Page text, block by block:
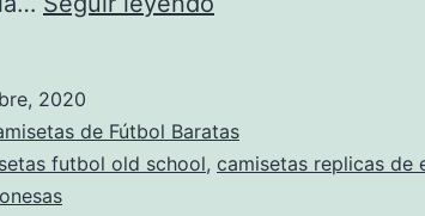
2020
de Fútbol Baratas
futbol old school, camisetas replicas de